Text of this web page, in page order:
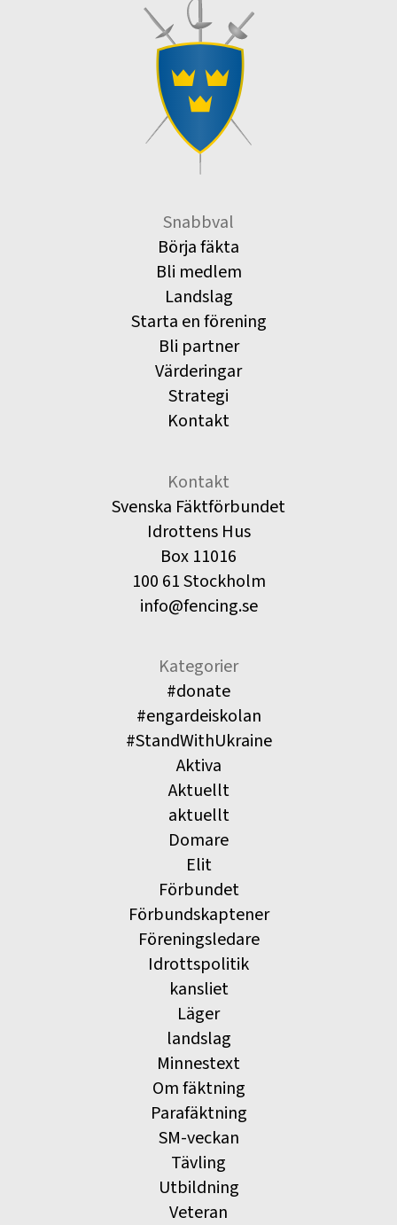
Snabbval
Börja fäkta
Bli medlem
Landslag
Starta en förening
Bli partner
Värderingar
Strategi
Kontakt
Kontakt
Svenska Fäktförbundet
Idrottens Hus
Box 11016
100 61 Stockholm
info@fencing.se
Kategorier
#donate
#engardeiskolan
#StandWithUkraine
Aktiva
Aktuellt
aktuellt
Domare
Elit
Förbundet
Förbundskaptener
Föreningsledare
Idrottspolitik
kansliet
Läger
landslag
Minnestext
Om fäktning
Parafäktning
SM-veckan
Tävling
Utbildning
Veteran